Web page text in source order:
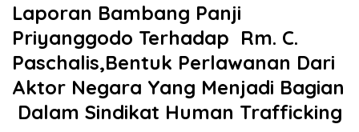
Laporan Bambang Panji
Priyanggodo Terhadap Rm. C.
Paschalis,Bentuk Perlawanan Dari
Aktor Negara Yang Menjadi Bagian
Dalam Sindikat Human Trafficking